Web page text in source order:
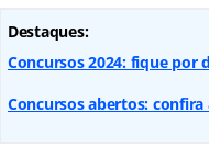
Destaques:
Concursos 2024: fique por
Concursos abertos: